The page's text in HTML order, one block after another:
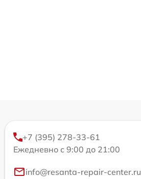
+7 (395) 278-33-61
Ежедневно с 9:00 до 21:00
info@resanta-repair-center.ru